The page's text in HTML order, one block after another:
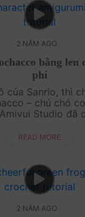
2 NĂM AGO
bằng len
phí
của Sanrio, thì
– chú chó
Studio đã
nhâ....
READ MORE
2 NĂM AGO